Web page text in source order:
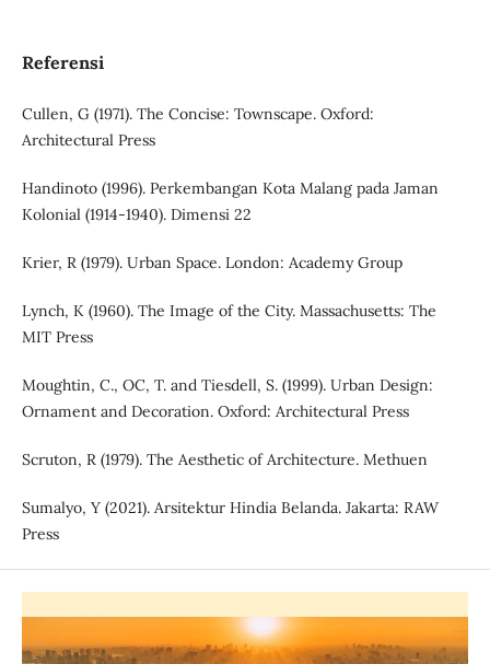
Referensi
Cullen, G (1971). The Concise: Townscape. Oxford:
Architectural Press
Handinoto (1996). Perkembangan Kota Malang pada Jaman
Kolonial (1914-1940). Dimensi 22
Krier, R (1979). Urban Space. London: Academy Group
Lynch, K (1960). The Image of the City. Massachusetts: The
MIT Press
Moughtin, C., OC, T. and Tiesdell, S. (1999). Urban Design:
Ornament and Decoration. Oxford: Architectural Press
Scruton, R (1979). The Aesthetic of Architecture. Methuen
Sumalyo, Y (2021). Arsitektur Hindia Belanda. Jakarta: RAW
Press